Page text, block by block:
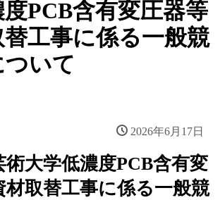
PCB含有変圧器等
工事に係る一般競
いて
2026年6月17日
術大学低濃度PCB含有変
材取替工事に係る一般競